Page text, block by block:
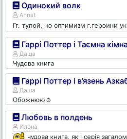
Одинокий волк
Annat
Гг. тупой, но оптимизм г.героини
Гаррі Поттер і Таємна
Даша
Чудова книга
Гаррі Поттер і в’язень
Даша
Обожнюю☺️
Любовь в полдень
Илона
чудова книга, як і серія загалом